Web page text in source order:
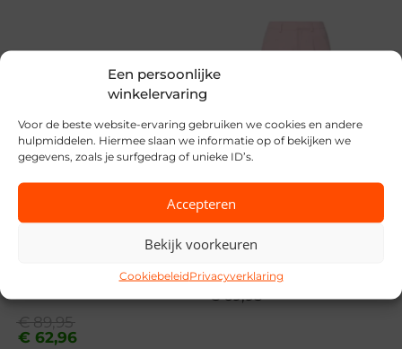
Een persoonlijke
winkelervaring
Voor de beste website-ervaring gebruiken we cookies en andere
hulpmiddelen. Hiermee slaan we informatie op of bekijken we
gegevens, zoals je surfgedrag of unieke ID’s.
Accepteren
Bekijk voorkeuren
CookiebeleidPrivacyverklaring
Object
VZ26
MPN
230475 Cloud Dan
SALE
€89,95
Oorspronkelijke
prijs
€ 62,96
Huidige
prijs
€69,95